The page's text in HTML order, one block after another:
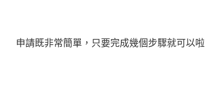
申請既非常簡單，只要完成幾個步驟就可以啦